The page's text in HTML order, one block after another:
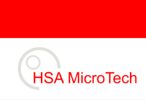
content